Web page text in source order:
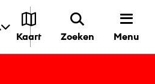
Kaart Zoeken Menu